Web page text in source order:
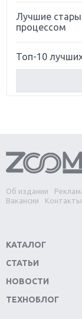
Лучшие
процессом
Топ-10
Обзор игры
Две важных
Divinity Original
Switch
Обзор игры
Важнейшие
Об издании
Вакансии
Контакты
КАТАЛОГ
СТАТЬИ
НОВОСТИ
ТЕХНОБЛОГ